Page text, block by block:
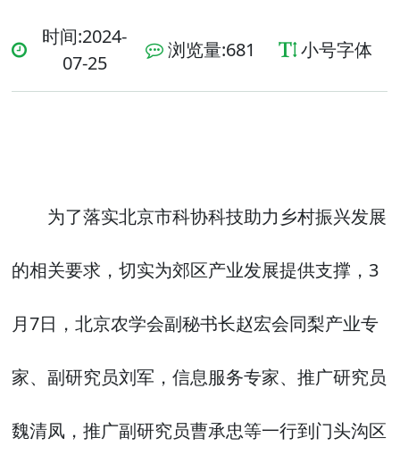
时间:2024-
07-25
浏览量:681 小号字体
为了落实北京市科协科技助力乡村振兴发展
的相关要求，切实为郊区产业发展提供支撑，3
月7日，北京农学会副秘书长赵宏会同梨产业专
家、副研究员刘军，信息服务专家、推广研究员
魏清凤，推广副研究员曹承忠等一行到门头沟区